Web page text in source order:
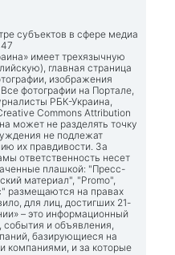
субъектов в сфере медиа
имеет трехязычную
главная страница
изображения
фотографии на Портале,
РБК-Украина,
Commons Attribution
может не разделять точку
не подлежат
их правдивости. За
ответственность несет
плашкой: "Пресс-
материал", "Promo",
размещаются на правах
для лиц, достигших 21-
– это информационный
и объявления,
базирующиеся на
компаниями, и за которые